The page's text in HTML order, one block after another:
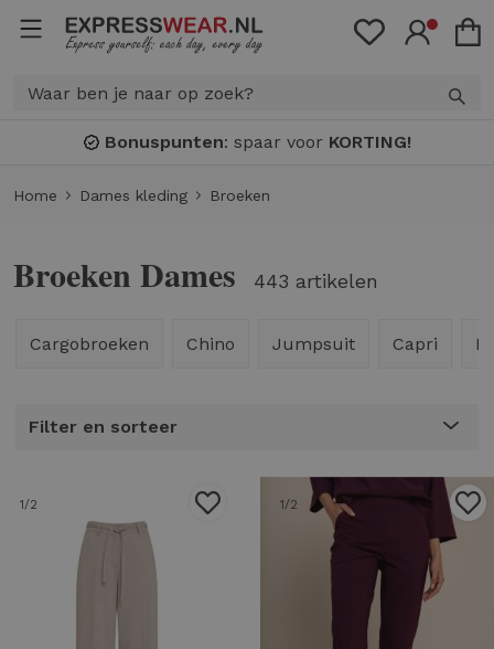
Bonuspunten: spaar voor KORTING!
Home Dames kleding Broeken
Broeken Dames 443 artikelen
Cargobroeken Chino Jumpsuit Capri
Filter en sorteer
1/2 1/2